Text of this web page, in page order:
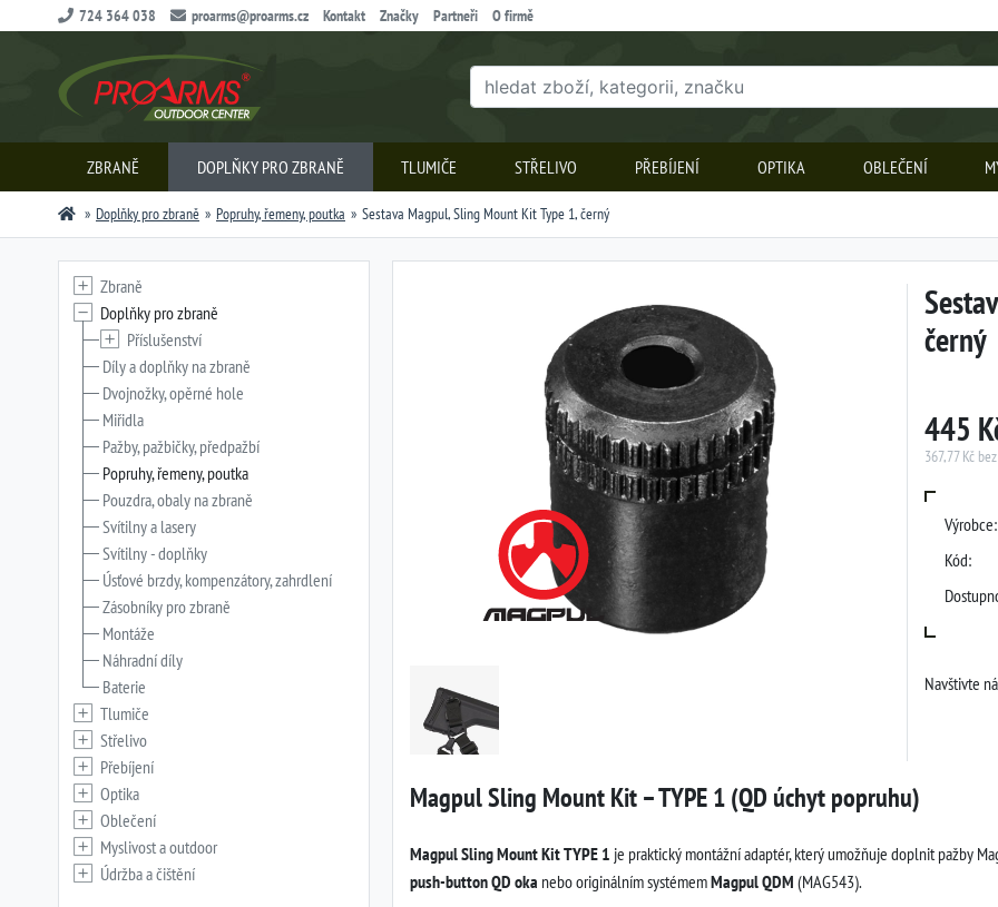
724 364 038 proarms@proarms.cz Kontakt Značky Partneři O firmě
ZBRANĚ DOPLŇKY PRO ZBRANĚ TLUMIČE STŘELIVO PŘEBÍJENÍ OPTIKA OBLEČENÍ
Doplňky pro zbraně Popruhy, řemeny, poutka Sestava Magpul, Sling Mount Kit Type 1, černý
černý
445
367,77 Kč
Výrobce:
Kód:
Navštivte
Magpul Sling Mount Kit – TYPE 1 (QD úchyt popruhu)
Magpul Sling Mount Kit TYPE 1 je praktický montážní adaptér, který umožňuje doplnit pažby
push-button QD oka nebo originálním systémemMagpul QDM (MAG543).
Zbraně
Doplňky pro zbraně
Příslušenství
Díly a doplňky na zbraně
Dvojnožky, opěrné hole
Miřidla
Pažby, pažbičky, předpažbí
Popruhy, řemeny, poutka
Pouzdra, obaly na zbraně
Svítilny a lasery
Svítilny - doplňky
Úsťové brzdy, kompenzátory, zahrdlení
Zásobníky pro zbraně
Montáže
Náhradní díly
Baterie
Tlumiče
Střelivo
Přebíjení
Optika
Oblečení
Myslivost a outdoor
Údržba a čištění